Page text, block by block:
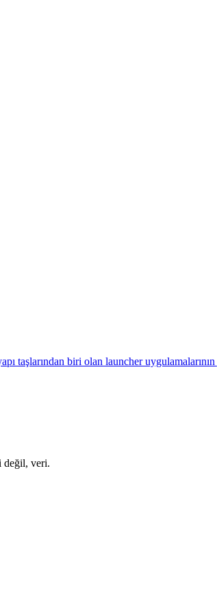
taşlarından biri olan launcher
değil, veri.